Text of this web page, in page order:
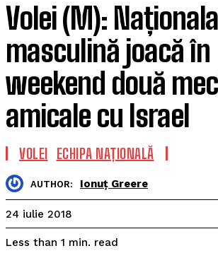
Volei (M): Naționala
masculină joacă în
weekend două
amicale cu Israel
VOLEI ECHIPA NAȚIONALĂ
AUTHOR: Ionuț Greere
24 iulie 2018
Less than 1 min. read